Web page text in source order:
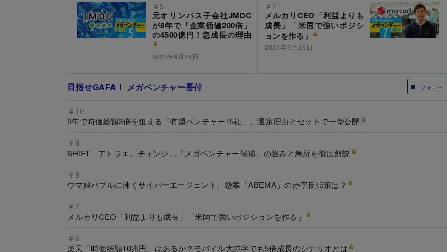
＃5
元オリンパス子会社JMDC
が8年で「企業価値200倍」
の4500億円！急成長の理由
2021年9月24日
＃7
メルカリCEO「利益よりも
成長」「米国で強いポジシ
ョンを作る」
2021年9月26日
フォロー
目指せGAFA！ メガベンチャー番付
＃10
5年で時価総額3倍を狙える「有望ベンチャー15社」、選定理由とセットで一挙公開
＃9
SHIFT、アトラエ、チェンジ…「メガベンチャー候補」の強みと急所を徹底解説
＃8
ウマ娘バブルに沸くサイバーエージェント、懸案「ABEMA」の赤字反転策は？
＃7
メルカリCEO「利益よりも成長」「米国で強いポジションを作る」
＃6
楽天「時価総額10兆円」はあるか？モバイル大赤字でも5倍成長のシナリオとは